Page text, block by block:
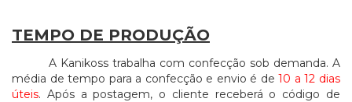
TEMPO DE PRODUÇÃO
A Kanikoss trabalha com confecção sob demanda. A
média de tempo para a confecção e envio é de10 a 12 dias
úteis. Após a postagem, o cliente receberá o código de